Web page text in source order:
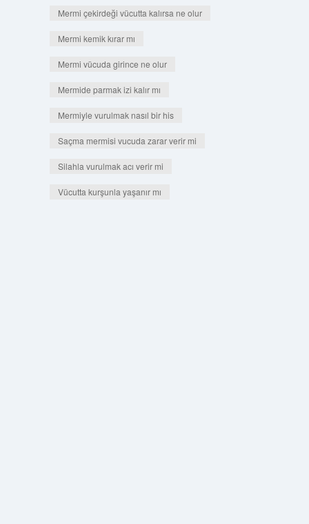
Mermi çekirdeği vücutta kalırsa ne olur
Mermi kemik kırar mı
Mermi vücuda girince ne olur
Mermide parmak izi kalır mı
Mermiyle vurulmak nasıl bir his
Saçma mermisi vucuda zarar verir mi
Silahla vurulmak acı verir mi
Vücutta kurşunla yaşanır mı